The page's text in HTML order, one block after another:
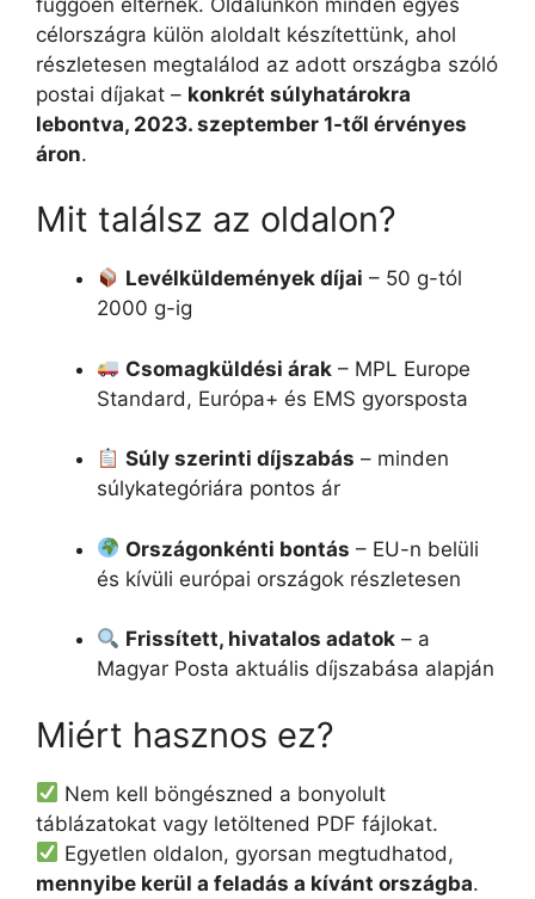
célországra külön aloldalt készítettünk, ahol
részletesen megtalálod az adott országba szóló
postai díjakat – konkrét súlyhatárokra
lebontva, 2023. szeptember 1-től érvényes
áron.
Mit találsz az oldalon?
Levélküldemények díjai – 50 g-tól
2000 g-ig
Csomagküldési árak – MPL Europe
Standard, Európa+ és EMS gyorsposta
Súly szerinti díjszabás – minden
súlykategóriára pontos ár
Országonkénti bontás – EU-n belüli
és kívüli európai országok részletesen
Frissített, hivatalos adatok – a
Magyar Posta aktuális díjszabása alapján
Miért hasznos ez?
Nem kell böngészned a bonyolult
táblázatokat vagy letöltened PDF fájlokat.
Egyetlen oldalon, gyorsan megtudhatod,
mennyibe kerül a feladás a kívánt országba.